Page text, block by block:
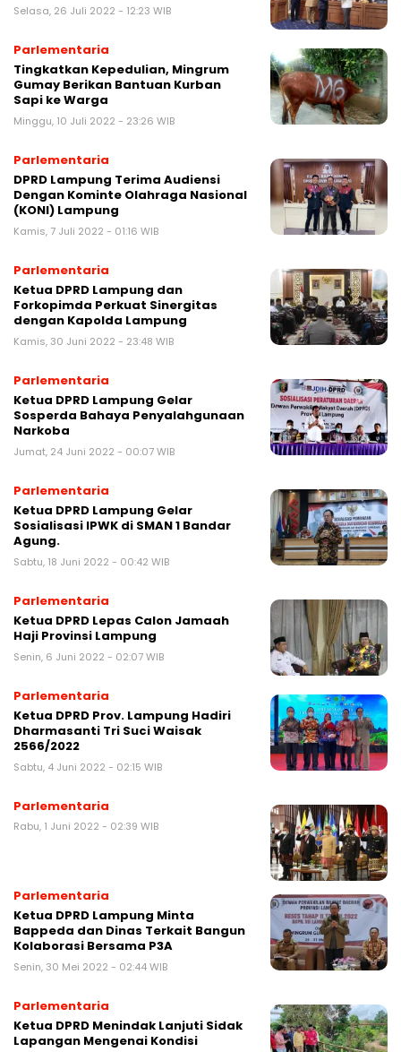
Selasa, 26 Juli 2022 - 12:23 WIB
Parlementaria
Tingkatkan Kepedulian, Mingrum
Gumay Berikan Bantuan Kurban
Sapi ke Warga
Minggu, 10 Juli 2022 - 23:26 WIB
Parlementaria
DPRD Lampung Terima Audiensi
Dengan Kominte Olahraga Nasional
(KONI) Lampung
Kamis, 7 Juli 2022 - 01:16 WIB
Parlementaria
Ketua DPRD Lampung dan
Forkopimda Perkuat Sinergitas
dengan Kapolda Lampung
Kamis, 30 Juni 2022 - 23:48 WIB
Parlementaria
Ketua DPRD Lampung Gelar
Sosperda Bahaya Penyalahgunaan
Narkoba
Jumat, 24 Juni 2022 - 00:07 WIB
Parlementaria
Ketua DPRD Lampung Gelar
Sosialisasi IPWK di SMAN 1 Bandar
Agung.
Sabtu, 18 Juni 2022 - 00:42 WIB
Parlementaria
Ketua DPRD Lepas Calon Jamaah
Haji Provinsi Lampung
Senin, 6 Juni 2022 - 02:07 WIB
Parlementaria
Ketua DPRD Prov. Lampung Hadiri
Dharmasanti Tri Suci Waisak
2566/2022
Sabtu, 4 Juni 2022 - 02:15 WIB
Parlementaria
Rabu, 1 Juni 2022 - 02:39 WIB
Parlementaria
Ketua DPRD Lampung Minta
Bappeda dan Dinas Terkait Bangun
Kolaborasi Bersama P3A
Senin, 30 Mei 2022 - 02:44 WIB
Parlementaria
Ketua DPRD Menindak Lanjuti Sidak
Lapangan Mengenai Kondisi